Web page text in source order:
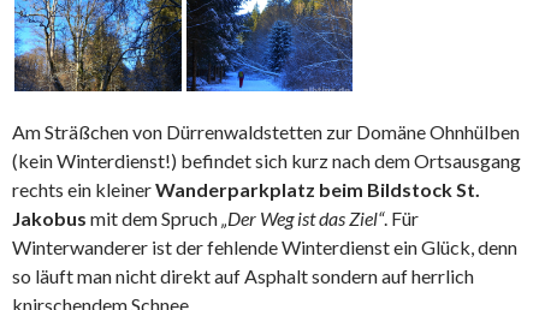
Am Sträßchen von Dürrenwaldstetten zur Domäne Ohnhülben
(kein Winterdienst!) befindet sich kurz nach dem Ortsausgang
rechts ein kleinerWanderparkplatz beim Bildstock St.
Jakobus mit dem Spruch„Der Weg ist das Ziel“. Für
Winterwanderer ist der fehlende Winterdienst ein Glück, denn
so läuft man nicht direkt auf Asphalt sondern auf herrlich
knirschendem Schnee.